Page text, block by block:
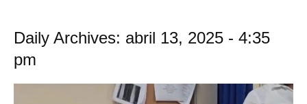
Daily Archives: abril 13, 2025 - 4:35
pm